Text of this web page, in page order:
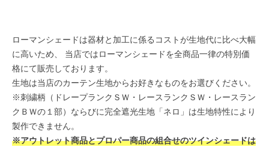
ローマンシェードは器材と加工に係るコストが生地代に比べ大幅
に高いため、 当店ではローマンシェードを全商品一律の特別価
格にて販売しております。
生地は当店のカーテン生地からお好きなものをお選びください。
※刺繍柄（ドレープランクＳＷ・レースランクＳＷ・レースラン
クＢＷの１部）ならびに完全遮光生地「ネロ」は生地特性により
製作できません。
※アウトレット商品とプロパー商品の組合せのツインシェードは